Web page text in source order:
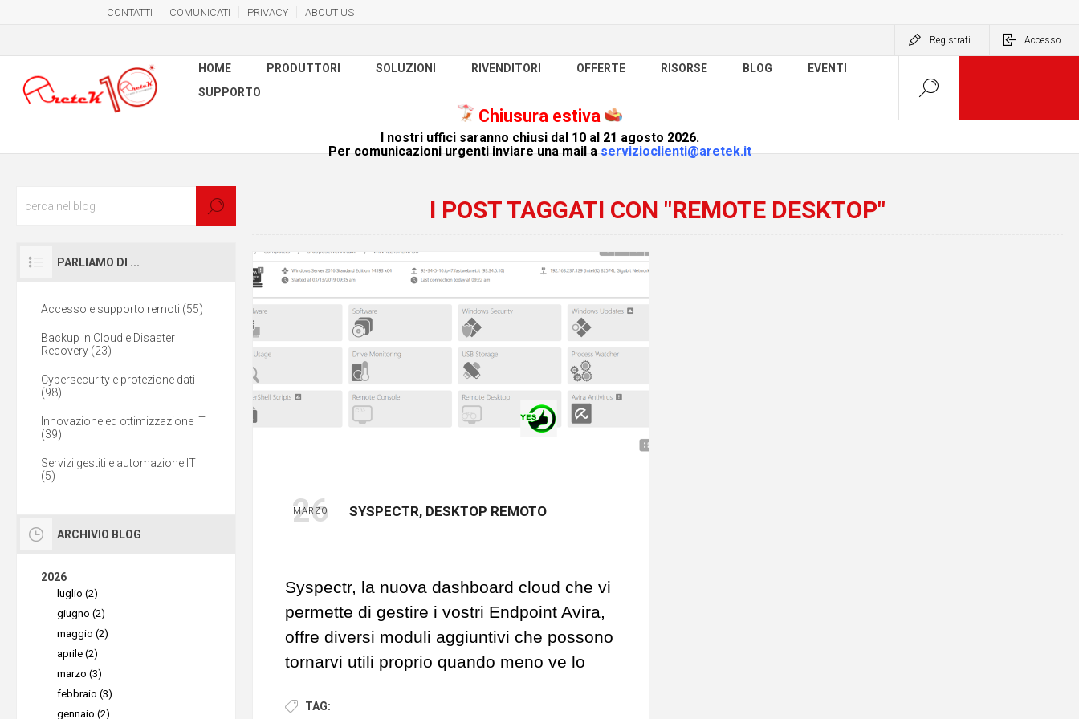
CONTATTI COMUNICATI PRIVACY ABOUT US
Registrati Accesso
HOME PRODUTTORI SOLUZIONI RIVENDITORI OFFERTE RISORSE BLOG
EVENTI
SUPPORTO
Chiusura estiva
I nostri uffici saranno chiusi dal 10 al 21 agosto 2026.
Per comunicazioni urgenti inviare una mail aservizioclienti@aretek.it
I POST TAGGATI CON "REMOTE DESKTOP"
26
MARZO SYSPECTR, DESKTOP REMOTO
Syspectr, la nuova dashboard cloud che vi
permette di gestire i vostri Endpoint Avira,
offre diversi moduli aggiuntivi che possono
tornarvi utili proprio quando meno ve lo
Scenario
TAG:
PARLIAMO DI ...
Accesso e supporto remoti (55)
Backup in Cloud e Disaster
Recovery (23)
Cybersecurity e protezione dati
(98)
Innovazione ed ottimizzazione IT
(39)
Servizi gestiti e automazione IT
(5)
ARCHIVIO BLOG
2026
luglio (2)
giugno (2)
maggio (2)
aprile (2)
marzo (3)
febbraio (3)
gennaio (2)